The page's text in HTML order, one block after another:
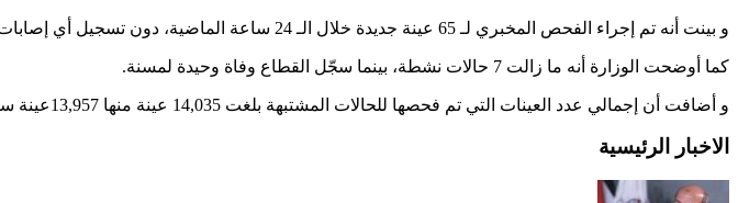
و بينت أنه تم إجراء الفحص المخبري لـ 65 عينة جديدة خلال الـ 24 ساعة الماضية، دون تسجيل أي إصابات جديدة في قطاع غزة.
كما أوضحت الوزارة أنه ما زالت 7 حالات نشطة، بينما سجّل القطاع وفاة وحيدة لمسنة.
و أضافت أن إجمالي عدد العينات التي تم فحصها للحالات المشتبهة بلغت 14,035 عينة منها 13,957عينة سلبية و78عينة إيجابية.
الاخبار الرئيسية